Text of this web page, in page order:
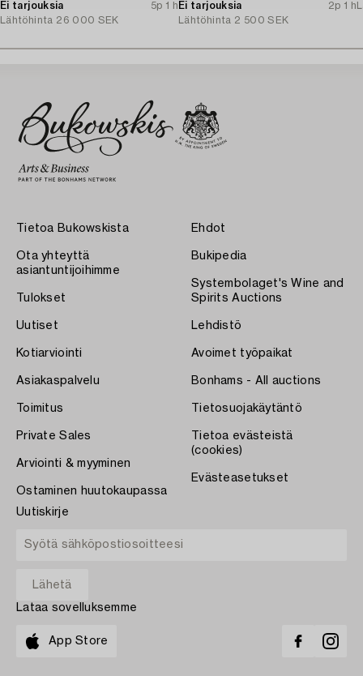
Ei tarjouksia
5p 1 h
Lähtöhinta 26 000 SEK
Ei tarjouksia
2p 1 h
Lähtöhinta 2 500 SEK
Tietoa Bukowskista
Ota yhteyttä
asiantuntijoihimme
Tulokset
Uutiset
Kotiarviointi
Asiakaspalvelu
Toimitus
Private Sales
Arviointi & myyminen
Ostaminen huutokaupassa
Ehdot
Bukipedia
Systembolaget's Wine and
Spirits Auctions
Lehdistö
Avoimet työpaikat
Bonhams - All auctions
Tietosuojakäytäntö
Tietoa evästeistä
(cookies)
Evästeasetukset
Uutiskirje
Lataa sovelluksemme
App Store